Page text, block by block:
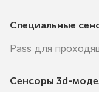
Специальные
Pass для
Сенсоры 3d-